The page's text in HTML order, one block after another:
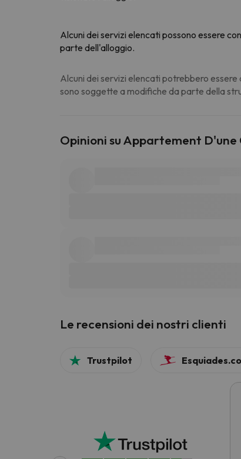
Alcuni dei servizi elencati possono essere
parte dell'alloggio.
Alcuni dei servizi elencati potrebbero
sono soggette a modifiche da parte della
Opinioni su Appartement
Le recensioni dei nostri clienti
Trustpilot